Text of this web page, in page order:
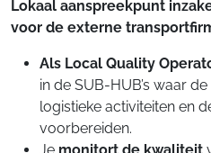
Lokaal aanspreekpunt
voor de externe
Als Local Quality
in de SUB-HUB’s waar
logistieke activiteiten en
voorbereiden.